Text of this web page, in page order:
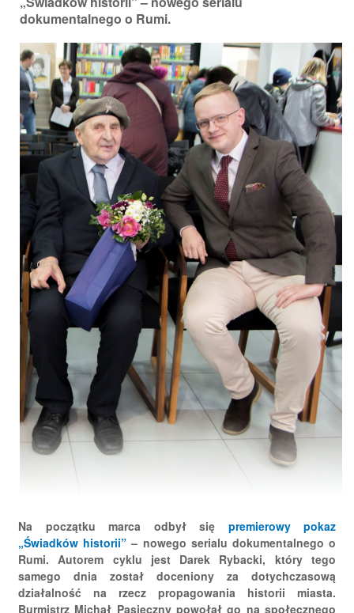
dokumentalnego o Rumi.
Na początku marca odbył się premierowy pokaz
„Świadków historii” – nowego serialu dokumentalnego o
Rumi. Autorem cyklu jest Darek Rybacki, który tego
samego dnia został doceniony za dotychczasową
działalność na rzecz propagowania historii miasta.
Burmistrz Michał Pasieczny powołał go na społecznego